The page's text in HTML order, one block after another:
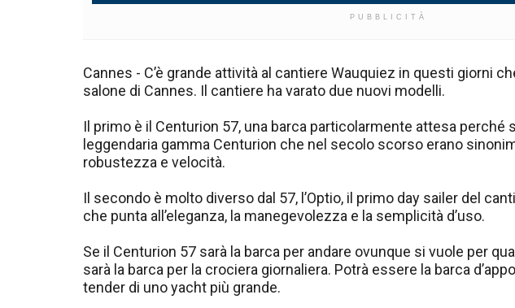
PUBBLICITÀ
Cannes - C’è grande attività al cantiere Wauquiez in questi giorni
salone di Cannes. Il cantiere ha varato due nuovi modelli.
Il primo è il Centurion 57, una barca particolarmente attesa perché
leggendaria gamma Centurion che nel secolo scorso erano
robustezza e velocità.
Il secondo è molto diverso dal 57, l’Optio, il primo day sailer del
che punta all’eleganza, la manegevolezza e la semplicità d’uso.
Se il Centurion 57 sarà la barca per andare ovunque si vuole per
sarà la barca per la crociera giornaliera. Potrà essere la barca
tender di uno yacht più grande.